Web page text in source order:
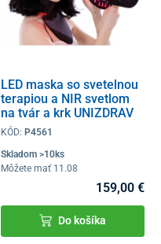
LED maska so svetelnou
terapiou a NIR svetlom
na tvár a krk UNIZDRAV
KÓD:P4561
Skladom >10ks
Môžete mať 11.08
159,00 €
Do košíka